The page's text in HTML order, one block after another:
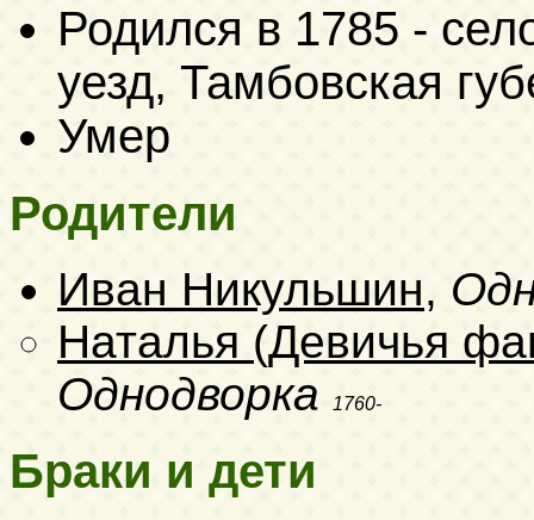
Родился в 1785 -
уезд, Тамбовская
Умер
Родители
Иван Никульшин,
Наталья (Девичья
Однодворка
1760-
Браки и дети